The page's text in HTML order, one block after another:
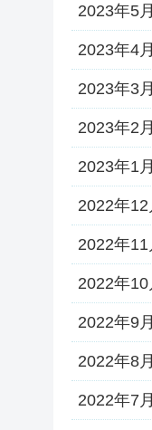
2023年5月
2023年4月
2023年3月
2023年2月
2023年1月
2022年12
2022年11
2022年10
2022年9月
2022年8月
2022年7月